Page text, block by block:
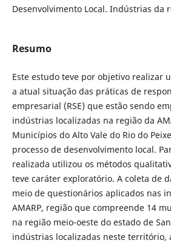
Desenvolvimento Local. Indústrias da
Resumo
Este estudo teve por objetivo realizar
a atual situação das práticas de
empresarial (RSE) que estão sendo
indústrias localizadas na região da
Municípios do Alto Vale do Rio do
processo de desenvolvimento local.
realizada utilizou os métodos
teve caráter exploratório. A coleta de
meio de questionários aplicados nas
AMARP, região que compreende 14
na região meio-oeste do estado de
indústrias localizadas neste território,